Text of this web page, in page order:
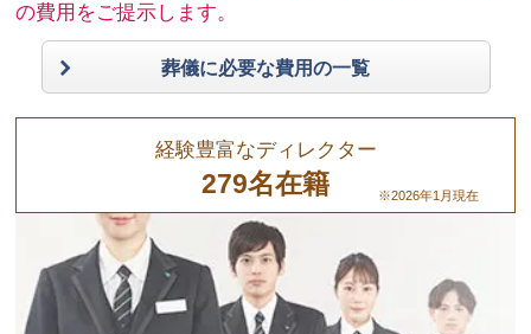
の費用をご提示します。
葬儀に必要な費用の一覧
経験豊富なディレクター
279名在籍 ※2026年1月現在